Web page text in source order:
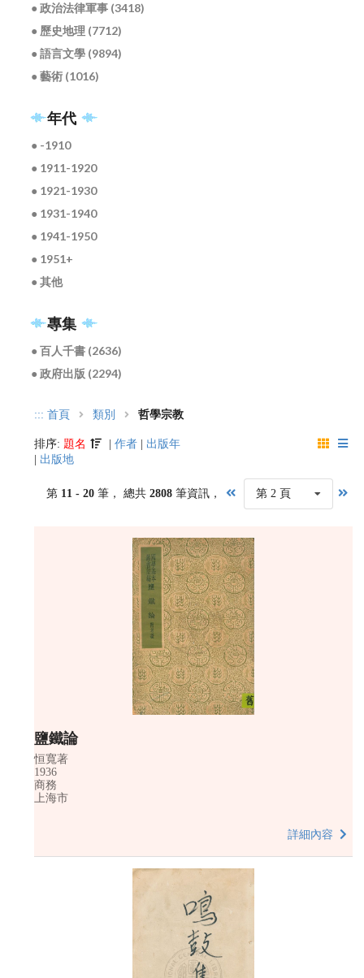
● 政治法律軍事 (3418)
● 歷史地理 (7712)
● 語言文學 (9894)
● 藝術 (1016)
年代
● -1910
● 1911-1920
● 1921-1930
● 1931-1940
● 1941-1950
● 1951+
● 其他
專集
● 百人千書 (2636)
● 政府出版 (2294)
::: 首頁 類別 哲學宗教
排序: 題名 |作者
出版年
出版地
第 11 - 20 筆， 總共 2808筆資訊， 第 2 頁
鹽鐵論
恒寬著
1936
商務
上海市
詳細內容